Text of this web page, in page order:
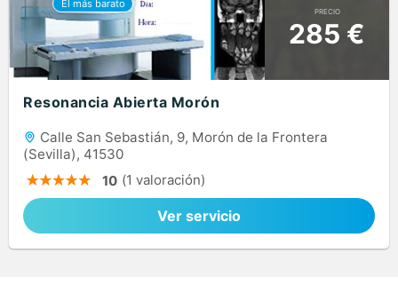
PRECIO
285 €
Resonancia Abierta Morón
Calle San Sebastián, 9, Morón de la Frontera
(Sevilla), 41530
10 (1 valoración)
Ver servicio